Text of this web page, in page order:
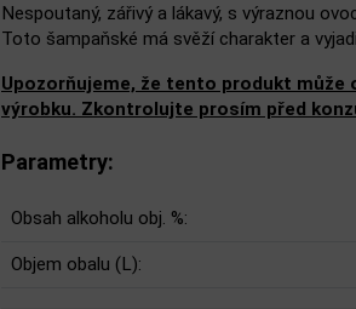
Nespoutaný, zářivý a lákavý, s výraznou
Toto šampaňské má svěží charakter a
Upozorňujeme, že tento produkt může
výrobku. Zkontrolujte prosím před
Parametry:
Obsah alkoholu obj. %:
Objem obalu (L):